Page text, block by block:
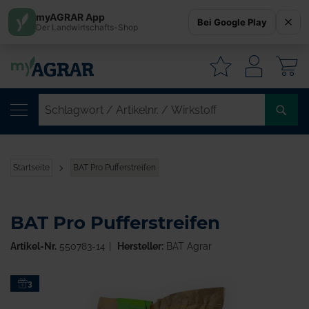
Startseite BAT Pro Pufferstreifen
Zum3
BAT Pro Pufferstreifen
Artikel-Nr. 550783-14 Hersteller:BAT Agrar
myAGRAR App
Der Landwirtschafts-Shop Bei Google Play